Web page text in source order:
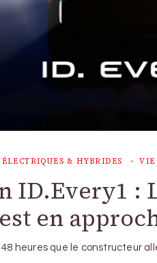
& HYBRIDES VIE
ID.Every1 :
en
48 heures que le constructeur